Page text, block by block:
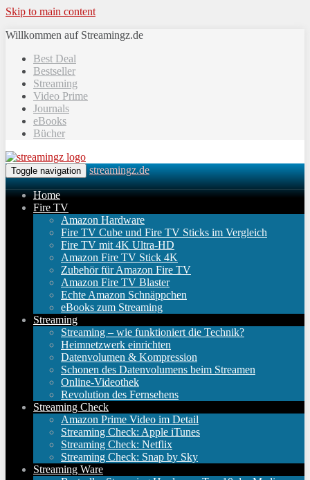
Skip to main content
Willkommen auf Streamingz.de
Best Deal
Bestseller
Streaming
Video Prime
Journals
eBooks
Bücher
Toggle navigation streamingz.de
Home
Fire TV
Amazon Hardware
Fire TV Cube und Fire TV Sticks im Vergleich
Fire TV mit 4K Ultra-HD
Amazon Fire TV Stick 4K
Zubehör für Amazon Fire TV
Amazon Fire TV Blaster
Echte Amazon Schnäppchen
eBooks zum Streaming
Streaming
Streaming – wie funktioniert die Technik?
Heimnetzwerk einrichten
Datenvolumen & Kompression
Schonen des Datenvolumens beim Streamen
Online-Videothek
Revolution des Fernsehens
Streaming Check
Amazon Prime Video im Detail
Streaming Check: Apple iTunes
Streaming Check: Netflix
Streaming Check: Snap by Sky
Streaming Ware